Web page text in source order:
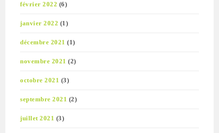
février 2022 (6)
janvier 2022 (1)
décembre 2021 (1)
novembre 2021 (2)
octobre 2021 (3)
septembre 2021 (2)
juillet 2021 (3)